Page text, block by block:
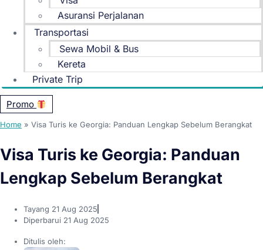
Asuransi Perjalanan
Transportasi
Sewa Mobil & Bus
Kereta
Private Trip
Promo
Home » Visa Turis ke Georgia: Panduan Lengkap Sebelum Berangkat
Visa Turis ke Georgia: Panduan
Lengkap Sebelum Berangkat
Tayang 21 Aug 2025
Diperbarui 21 Aug 2025
Ditulis oleh: